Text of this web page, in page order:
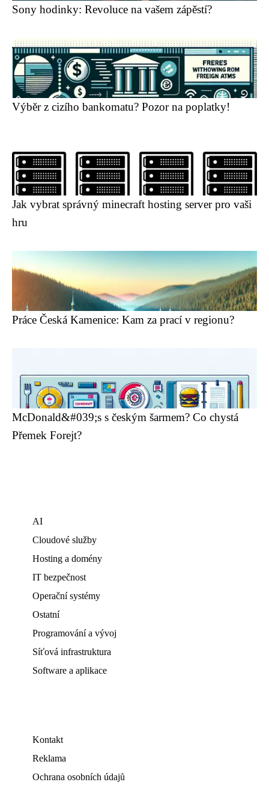
Sony hodinky: Revoluce na vašem zápěstí?
Výběr z cizího bankomatu? Pozor na poplatky!
Jak vybrat správný minecraft hosting server pro vaši
hru
Práce Česká Kamenice: Kam za prací v regionu?
McDonald&#039;s s českým šarmem? Co chystá
Přemek Forejt?
AI
Cloudové služby
Hosting a domény
IT bezpečnost
Operační systémy
Ostatní
Programování a vývoj
Síťová infrastruktura
Software a aplikace
Kontakt
Reklama
Ochrana osobních údajů